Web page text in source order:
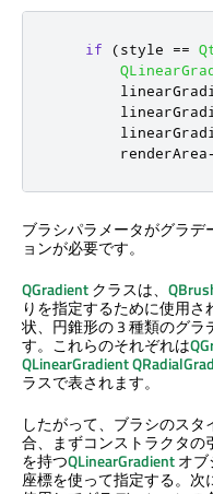
if (style ==
        renderArea
-
ブラシパラメータがグラ
ョンが必要です。
QGradientクラスは、
りを指定するために使用
状、円錐形の 3 種類のグラ
す。これらのそれぞれは
QLinearGradient
ラスで表されます。
したがって、ブラシのスタ
合、まずコンストラクタ
を持つQLinearGradientオ
座標を使って指定する。次